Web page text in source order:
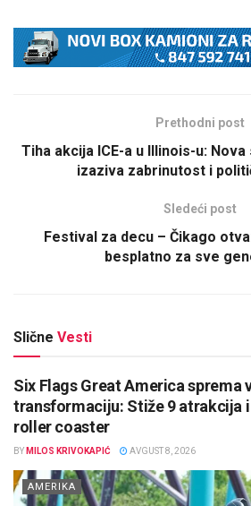
Prethodni post
Tiha akcija ICE-a u Illinois-u:
izaziva zabrinutost i
Sledeći post
Festival za decu – Čikago
besplatno za sve
Slične Vesti
Six Flags Great America sprema
transformaciju: Stiže 9 atrakcija
roller coaster
BY MILOS KRIVOKAPIĆ AVGUST 8, 2026
AMERIKA